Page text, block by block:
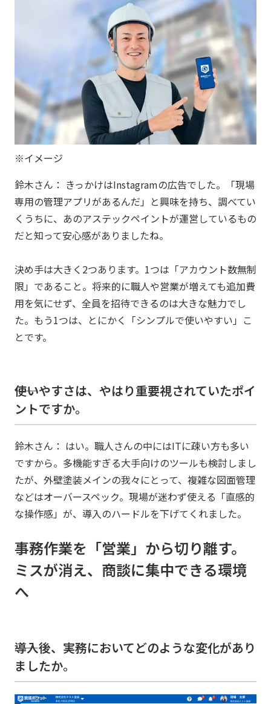
※イメージ
鈴木さん： きっかけはInstagramの広告でした。「現場
専用の管理アプリがあるんだ」と興味を持ち、調べてい
くうちに、あのアステックペイントが運営しているもの
だと知って安心感がありましたね。
決め手は大きく2つあります。1つは「アカウント数無制
限」であること。将来的に職人や営業が増えても追加費
用を気にせず、全員を招待できるのは大きな魅力でし
た。もう1つは、とにかく「シンプルで使いやすい」こ
とです。
――使いやすさは、やはり重要視されていたポイ
ントですか。
鈴木さん： はい。職人さんの中にはITに疎い方も多い
ですから。多機能すぎる大手向けのツールも検討しまし
たが、外壁塗装メインの我々にとって、複雑な図面管理
などはオーバースペック。現場が迷わず使える「直感的
な操作感」が、導入のハードルを下げてくれました。
事務作業を「営業」から切り離す。
ミスが消え、商談に集中できる環境
へ
――導入後、実務においてどのような変化があり
ましたか。